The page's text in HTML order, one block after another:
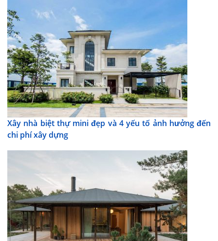
Xây nhà biệt thự mini đẹp và 4 yếu tố ảnh hưởng đến
chi phí xây dựng